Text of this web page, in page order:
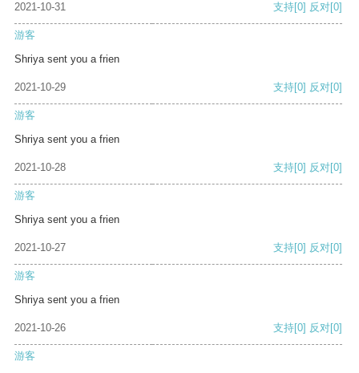
2021-10-31 支持[0] 反对[0]
游客
Shriya sent you a frien
2021-10-29 支持[0] 反对[0]
游客
Shriya sent you a frien
2021-10-28 支持[0] 反对[0]
游客
Shriya sent you a frien
2021-10-27 支持[0] 反对[0]
游客
Shriya sent you a frien
2021-10-26 支持[0] 反对[0]
游客